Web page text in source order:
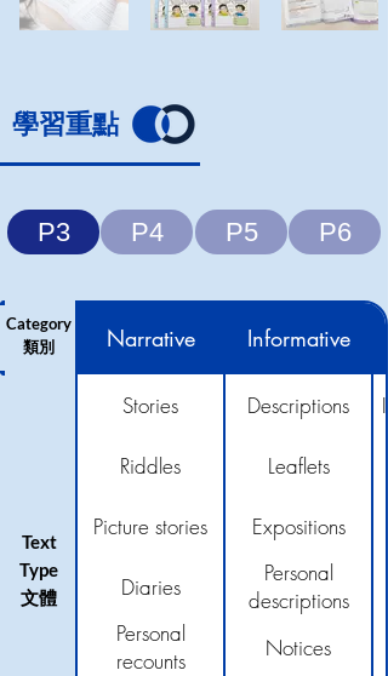
​學習重點
P3 P4 P5 P6
Category
類別
Text
Type
​文體
Narrative Informative
Stories Descriptions
Riddles Leaflets
Picture stories Expositions
Diaries
Personal
descriptions
Personal
recounts
Notices